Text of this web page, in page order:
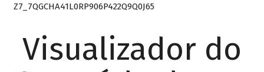
Z7_7QGCHA41L0RP906P422Q9Q0J65
Visualizador do